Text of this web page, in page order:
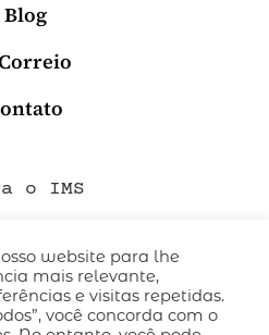
Blog
o IMS
website para lhe
mais relevante,
e visitas repetidas.
você concorda com o